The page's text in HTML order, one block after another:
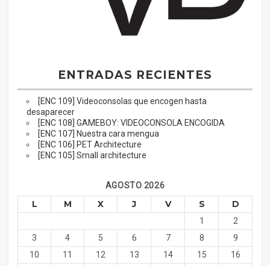
ENTRADAS RECIENTES
[ENC 109] Videoconsolas que encogen hasta
desaparecer
[ENC 108] GAMEBOY: VIDEOCONSOLA ENCOGIDA
[ENC 107] Nuestra cara mengua
[ENC 106] PET Architecture
[ENC 105] Small architecture
AGOSTO 2026
L M X J V S D
1
2
3
4 5 6 7 8
9
10
11 12 13 14 15
16